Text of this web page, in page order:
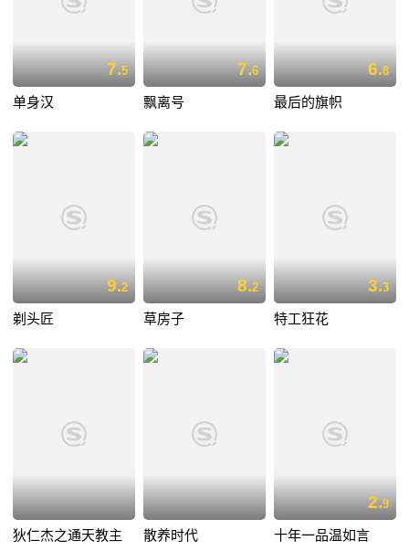
7.5
单身汉
7.6
飘离号
6.8
最后的旗帜
9.2
剃头匠
8.2
草房子
3.3
特工狂花
狄仁杰之通天教主 散养时代
2.9
十年一品温如言